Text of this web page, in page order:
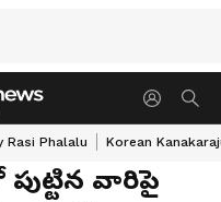
Rasi Phalalu Korean
పుట్టిన వారిపై